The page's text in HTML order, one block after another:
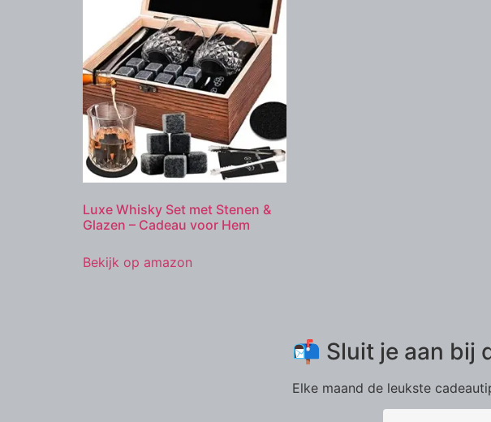
Luxe Whisky Set met Stenen &
Glazen – Cadeau voor Hem
Bekijk op amazon
📬 Sluit je aan bij
Elke maand de leukste